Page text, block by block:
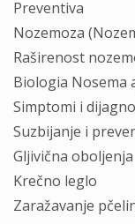
Preventiva
Nozemoza
Raširenost
Biologia Nosema
Simptomi i
Suzbijanje i
Gljivična oboljenja
Krečno leglo
Zaražavanje